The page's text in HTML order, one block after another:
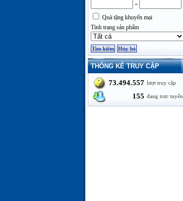
-
Quà tặng khuyến mại
Tình trạng sản phẩm
THỐNG KÊ TRUY CẬP
73.494.557 lượt truy cập
155 đang trực tuyến